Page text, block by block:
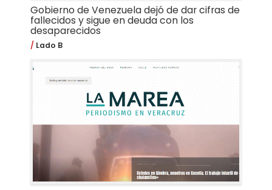
Gobierno de Venezuela dejó de dar cifras de
fallecidos y sigue en deuda con los
desaparecidos
Lado B